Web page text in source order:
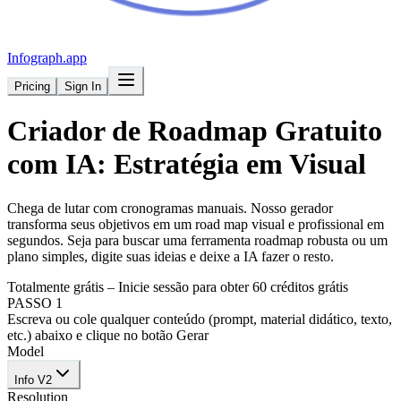
Infograph.app
Pricing Sign In
Criador de Roadmap Gratuito
com IA: Estratégia em Visual
Chega de lutar com cronogramas manuais. Nosso gerador
transforma seus objetivos em um road map visual e profissional em
segundos. Seja para buscar uma ferramenta roadmap robusta ou um
plano simples, digite suas ideias e deixe a IA fazer o resto.
Totalmente grátis – Inicie sessão para obter 60 créditos grátis
PASSO 1
Escreva ou cole qualquer conteúdo (prompt, material didático, texto,
etc.) abaixo e clique no botão Gerar
Model
Info V2
Resolution